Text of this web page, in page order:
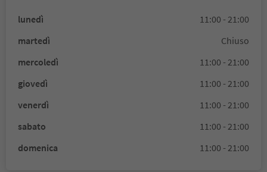
lunedì
11:00 - 21:00
martedì
Chiuso
mercoledì
11:00 - 21:00
giovedì
11:00 - 21:00
venerdì
11:00 - 21:00
sabato
11:00 - 21:00
domenica
11:00 - 21:00